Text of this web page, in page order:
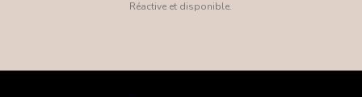
Réactive et disponible.